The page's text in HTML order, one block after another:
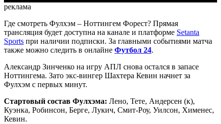
реклама
Где смотреть Фулхэм – Ноттингем Форест? Прямая
трансляция будет доступна на канале и платформе Setanta
Sports при наличии подписки. За главными событиями матча
также можно следить в онлайне Футбол 24.
Александр Зинченко на игру АПЛ снова остался в запасе
Ноттингема. Зато экс-вингер Шахтера Кевин начнет за
Фулхэм с первых минут.
Стартовый состав Фулхэма: Лено, Тете, Андерсен (к),
Куэнка, Робинсон, Берге, Лукич, Смит-Роу, Уилсон, Хименес,
Кевин.